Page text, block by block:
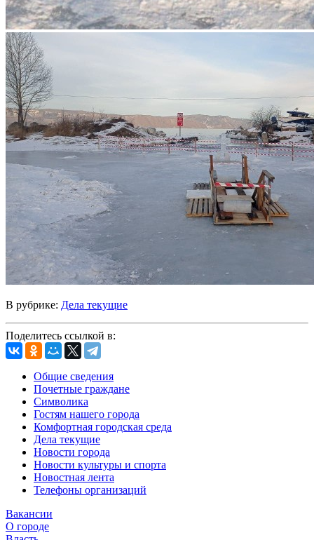
В рубрике: Дела текущие
Поделитесь ссылкой в:
Общие сведения
Почетные граждане
Символика
Гостям нашего города
Комфортная городская среда
Дела текущие
Новости города
Новости культуры и спорта
Новостная лента
Телефоны организаций
Вакансии
О городе